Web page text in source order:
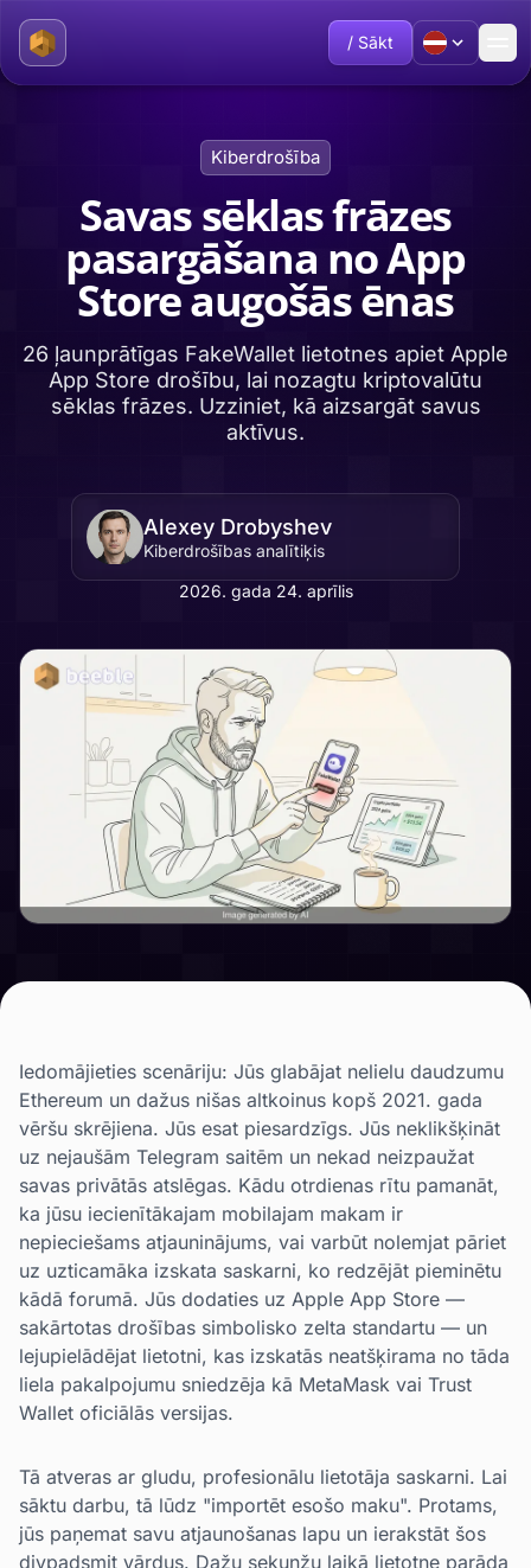
/ Sākt
Kiberdrošība
Savas sēklas frāzes
pasargāšana no App
Store augošās ēnas
26 ļaunprātīgas FakeWallet lietotnes apiet Apple
App Store drošību, lai nozagtu kriptovalūtu
sēklas frāzes. Uzziniet, kā aizsargāt savus
aktīvus.
Alexey Drobyshev
Kiberdrošības analītiķis
2026. gada 24. aprīlis
Iedomājieties scenāriju: Jūs glabājat nelielu daudzumu
Ethereum un dažus nišas altkoinus kopš 2021. gada
vēršu skrējiena. Jūs esat piesardzīgs. Jūs neklikšķināt
uz nejaušām Telegram saitēm un nekad neizpaužat
savas privātās atslēgas. Kādu otrdienas rītu pamanāt,
ka jūsu iecienītākajam mobilajam makam ir
nepieciešams atjauninājums, vai varbūt nolemjat pāriet
uz uzticamāka izskata saskarni, ko redzējāt pieminētu
kādā forumā. Jūs dodaties uz Apple App Store —
sakārtotas drošības simbolisko zelta standartu — un
lejupielādējat lietotni, kas izskatās neatšķirama no tāda
liela pakalpojumu sniedzēja kā MetaMask vai Trust
Wallet oficiālās versijas.
Tā atveras ar gludu, profesionālu lietotāja saskarni. Lai
sāktu darbu, tā lūdz "importēt esošo maku". Protams,
jūs paņemat savu atjaunošanas lapu un ierakstāt šos
divpadsmit vārdus. Dažu sekunžu laikā lietotne parāda